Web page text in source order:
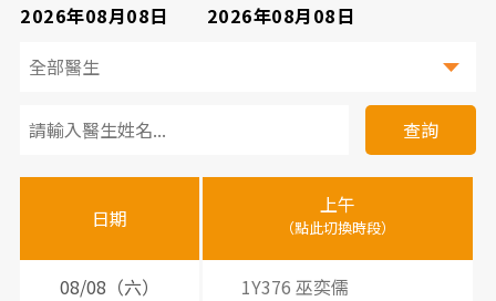
2026年08月08日 2026年08月08日
診
醫
時
查詢
日期
上午
（點此切換時段）
08/08（六）
1Y376 巫奕儒